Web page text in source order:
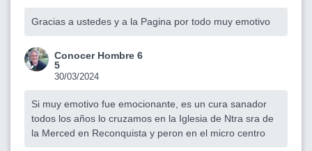
Gracias a ustedes y a la Pagina por todo muy emotivo
Conocer Hombre 6
5
30/03/2024
Si muy emotivo fue emocionante, es un cura sanador
todos los años lo cruzamos en la Iglesia de Ntra sra de
la Merced en Reconquista y peron en el micro centro